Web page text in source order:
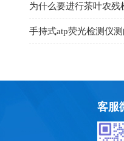
为什么要进行茶叶农残
手持式atp荧光检测仪
客服